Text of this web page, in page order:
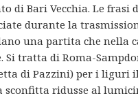
di Bari Vecchia. Le frasi
durante la
una partita che nella
Si tratta di Roma-
di Pazzini) per i liguri
sconfitta ridusse al